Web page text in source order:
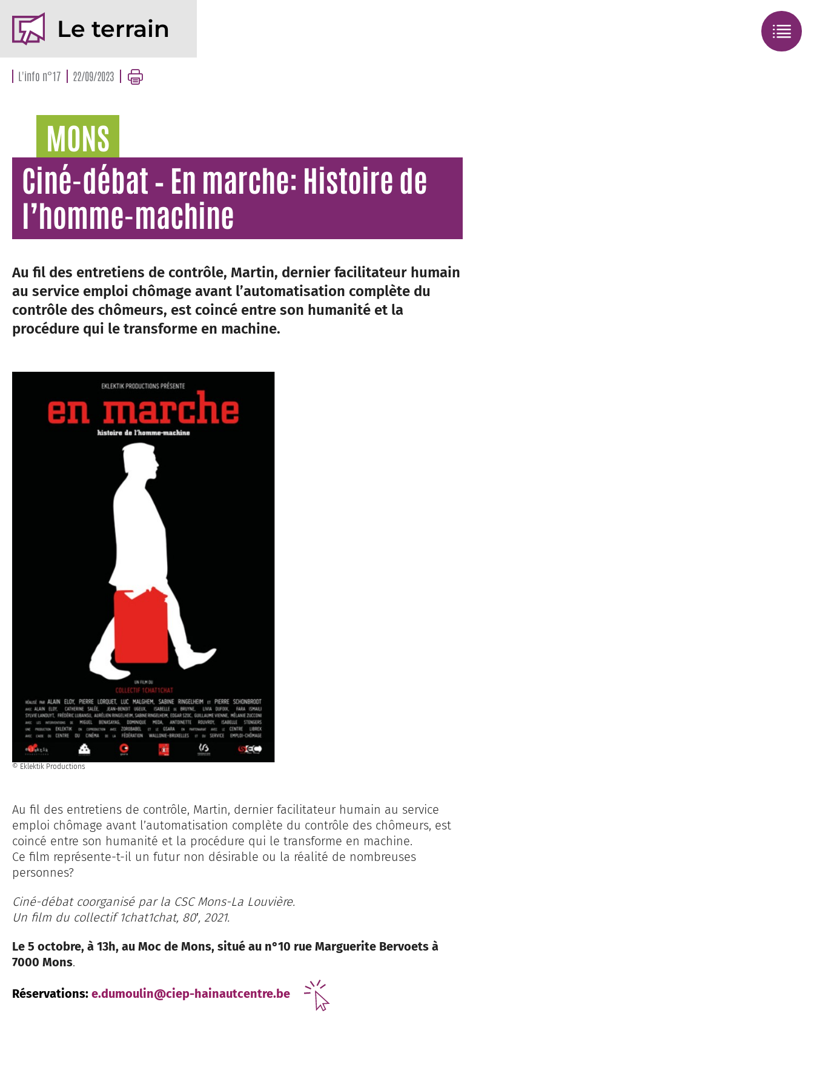
Le terrain
L'info n°17 22/09/2023
MONS
Ciné-débat – En marche: Histoire de
l’homme-machine
Au fil des entretiens de contrôle, Martin, dernier facilitateur humain
au service emploi chômage avant l’automatisation complète du
contrôle des chômeurs, est coincé entre son humanité et la
procédure qui le transforme en machine.
© Eklektik Productions
Au fil des entretiens de contrôle, Martin, dernier facilitateur humain au service
emploi chômage avant l’automatisation complète du contrôle des chômeurs, est
coincé entre son humanité et la procédure qui le transforme en machine.
Ce film représente-t-il un futur non désirable ou la réalité de nombreuses
personnes?
Ciné-débat coorganisé par la CSC Mons-La Louvière.
Un film du collectif 1chat1chat, 80′, 2021.
Le 5 octobre, à 13h, au Moc de Mons, situé au n°10 rue Marguerite Bervoets à
7000 Mons.
Réservations: e.dumoulin@ciep-hainautcentre.be